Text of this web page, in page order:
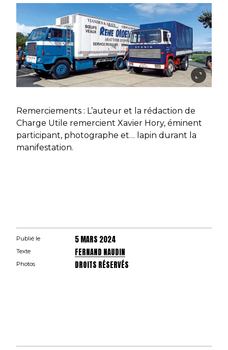
Remerciements : L’auteur et la rédaction de
Charge Utile remercient Xavier Hory, éminent
participant, photographe et… lapin durant la
manifestation.
Publié le 5 MARS 2024
Texte FERNAND NAUDIN
Photos DROITS RÉSERVÉS